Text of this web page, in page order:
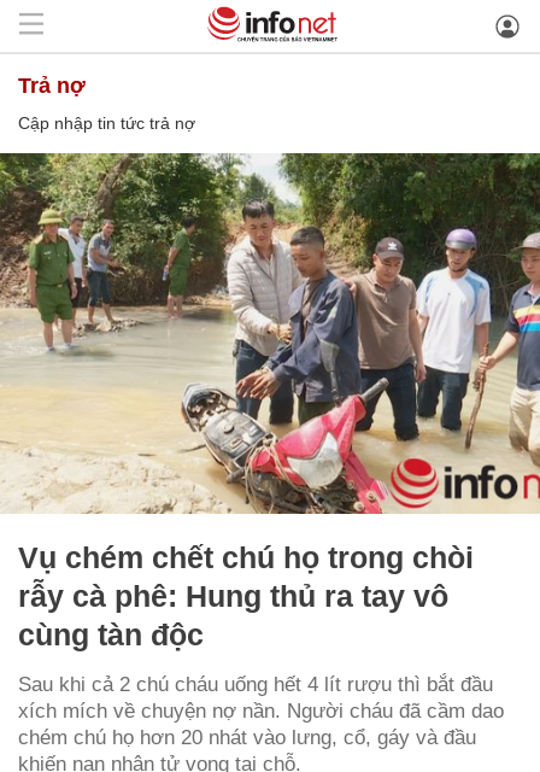
trả nợ
Cập nhập tin tức trả nợ
Vụ chém chết chú họ trong chòi
rẫy cà phê: Hung thủ ra tay vô
cùng tàn độc
Sau khi cả 2 chú cháu uống hết 4 lít rượu thì bắt đầu
xích mích về chuyện nợ nần. Người cháu đã cầm dao
chém chú họ hơn 20 nhát vào lưng, cổ, gáy và đầu
khiến nạn nhân tử vong tại chỗ.